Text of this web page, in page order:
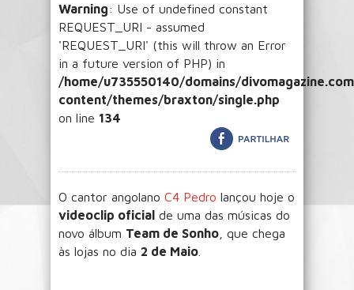
Warning: Use of undefined constant
REQUEST_URI - assumed
'REQUEST_URI' (this will throw an Error
in a future version of PHP) in
/home/u735550140/domains/
content/themes/braxton/single.php
on line 134
O cantor angolano C4 Pedro lançou hoje o
videoclip oficial de uma das músicas do
novo álbum Team de Sonho , que chega
às lojas no dia 2 de Maio